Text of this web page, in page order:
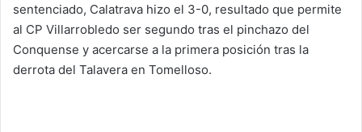
sentenciado, Calatrava hizo el 3-0, resultado que permite
al CP Villarrobledo ser segundo tras el pinchazo del
Conquense y acercarse a la primera posición tras la
derrota del Talavera en Tomelloso.